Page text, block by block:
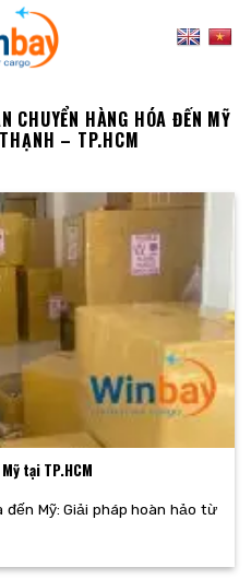
CHUYỂN HÀNG HÓA ĐẾN MỸ
– TP.HCM
tại TP.HCM
Mỹ: Giải pháp hoàn hảo từ